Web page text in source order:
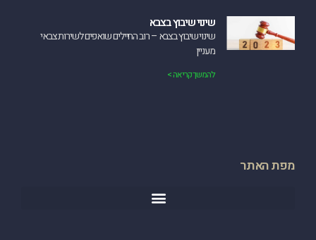
שינוי שיבוץ בצבא
שינוי שיבוץ בצבא – רוב החיילים שואפים לשירות צבאי
מעניין
להמשך קריאה >
מפת האתר